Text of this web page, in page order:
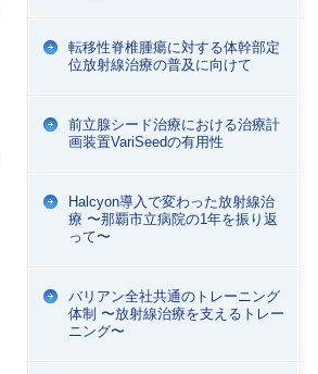
転移性脊椎腫瘍に対する体幹部定
位放射線治療の普及に向けて
前立腺シード治療における治療計
画装置VariSeedの有用性
Halcyon導入で変わった放射線治
療 〜那覇市立病院の1年を振り返
って〜
バリアン全社共通のトレーニング
体制 〜放射線治療を支えるトレー
ニング〜